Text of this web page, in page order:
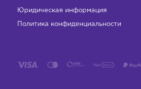
Юридическая информация
Политика конфиденциальности